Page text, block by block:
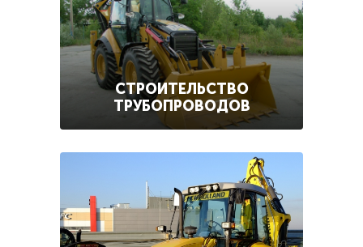
СТРОИТЕЛЬСТВО
ТРУБОПРОВОДОВ